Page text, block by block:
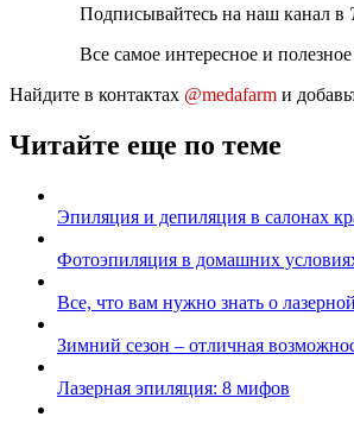
Подписывайтесь на наш канал в
Все самое интересное и
Найдите в контактах @medafarm и
Читайте еще по теме
Эпиляция и депиляция в салонах
Фотоэпиляция в домашних
Все, что вам нужно знать о
Зимний сезон – отличная
Лазерная эпиляция: 8 мифов